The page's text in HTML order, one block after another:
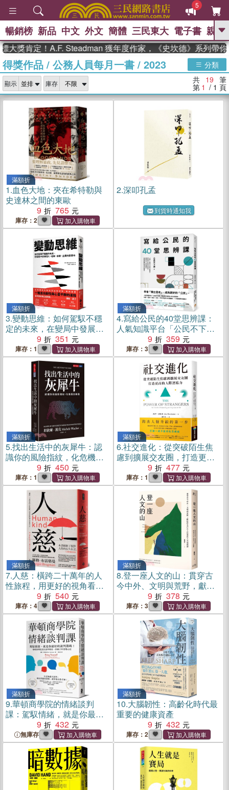
5
GO
熱搜： 東野圭吾 、 The Odyssey 、
父親節 、 如果歷史是一群喵 、 暑期
國際布克獎 臺灣漫遊錄 、 方
念華 、 台灣的李登輝時代 、 數學女
暢銷榜 新品 中文 外文 簡體 三民東大 電子書 親子
肯定！A.F. Steadman 獲年度作家，《史坎德》系列帶你踏
得獎作品 / 公務人員每月一書 / 2023 分類
顯示 庫存 共 19 筆
第 1 / 1 頁
滿額折
1.血色大地：夾在希特勒與
史達林之間的東歐
9
765
庫存：2
2.深叩孔孟
到貨時通知我
滿額折
3.變動思維：如何駕馭不穩
定的未來，在變局中發展個
人、組織、家庭、企業的新
腳本
9 351
庫存：1
滿額折
4.寫給公民的40堂思辨課：
人氣知識平台「公民不下
課」，寫給現代台灣人的公
民議題讀本！從世界到日
常，這些事情，你真的應該
要知道！
9 359
庫存：3
滿額折
5.找出生活中的灰犀牛：認
識你的風險指紋，化危機為
9 450
庫存：1
滿額折
6.社交進化：從突破陌生焦
慮到擴展交友圈，打造更高
的人際連結力
9 477
庫存：1
滿額折
7.人慈：橫跨二十萬年的人
性旅程，用更好的視角看待
9 540
庫存：4
滿額折
8.登一座人文的山：貫穿古
今中外、文明與荒野，獻給
所有戶外人的自然人文通識
9 378
庫存：3
滿額折
9.華頓商學院的情緒談判
課：駕馭情緒，就是你最好
的談判籌碼！華頓商學院頂
尖談判專家，淬鍊15年實戰
心法
9 432
無庫存
滿額折
10.大腦韌性：高齡化時代最
重要的健康資產
9
432
庫存：2